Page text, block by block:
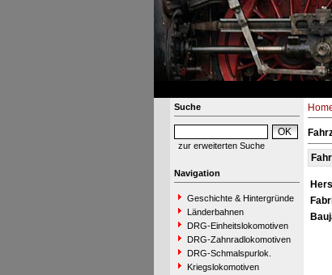
Suche
zur erweiterten Suche
Navigation
Geschichte & Hintergründe
Länderbahnen
DRG-Einheitslokomotiven
DRG-Zahnradlokomotiven
DRG-Schmalspurlok.
Kriegslokomotiven